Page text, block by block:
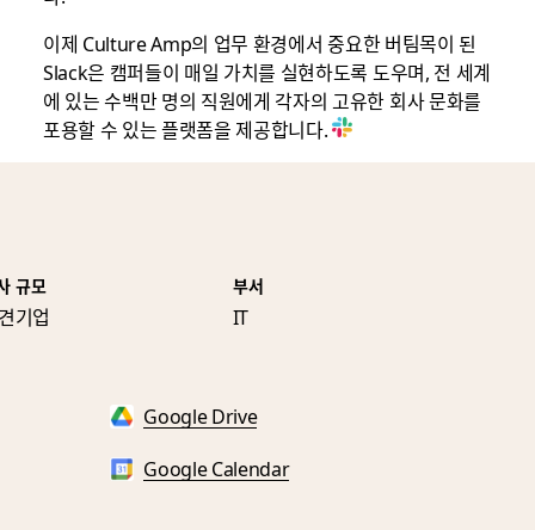
이제 Culture Amp의 업무 환경에서 중요한 버팀목이 된
Slack은 캠퍼들이 매일 가치를 실현하도록 도우며, 전 세계
에 있는 수백만 명의 직원에게 각자의 고유한 회사 문화를
포용할 수 있는 플랫폼을 제공합니다.
규모
기업
부서
IT
Google Drive
Google Calendar